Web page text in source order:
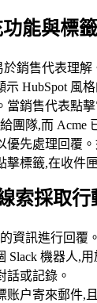
能與標籤
銷售代表理
銷售代表點
團隊,而
先處理回覆
標籤,在收件
索採取行
資訊進行回覆
Slack 機器人,
話或記錄。
户寄來郵件,